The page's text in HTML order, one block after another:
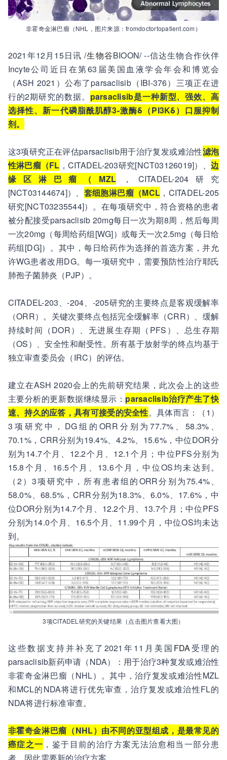
非霍奇金淋巴瘤（NHL，图片来源：fromdoctortopatient.com）
2021年12月15日讯 /生物谷BIOON/ --信达生物合作伙伴
Incyte公司近日在第63届美国血液学会年会和博览会
（ASH 2021）公布了parsaclisib（IBI-376）三项正在进
行的2期研究的数据。 parsaclisib是一种新型、强效、高
选择性、新一代磷脂酰肌醇3-激酶δ（PI3Kδ）口服抑制
剂。
这3项研究正在评估parsaclisib用于治疗复发或难治性滤泡
性淋巴瘤（FL ，CITADEL-203研究[NCT03126019]）、边
缘区淋巴瘤（MZL ，CITADEL-204研究
[NCT03144674]）、 套细胞淋巴瘤（MCL ，CITADEL-205
研究[NCT03235544]）。在每项研究中，符合资格的患者
被分配接受parsaclisib 20mg每日一次为期8周，然后每周
一次20mg（每周给药组[WG]）或每天一次2.5mg（每日给
药组[DG]）。其中，每日给药作为选择的首选方案，并允
许WG患者改用DG。每一项研究中，需要预防性治疗耶氏
肺孢子菌肺炎（PJP）。
CITADEL-203、-204、-205研究的主要终点是客观缓解率
（ORR）。关键次要终点包括完全缓解率（CRR）、缓解
持续时间（DOR）、无进展生存期（PFS）、总生存期
（OS）、安全性和耐受性。所有基于放射学的终点均基于
独立审查委员会（IRC）的评估。
建立在ASH 2020会上的先前研究结果，此次会上的这些
主要分析的更新数据继续显示： parsaclisib治疗产生了快
速、持久的应答，具有可接受的安全性。具体而言：（1）
3项研究中，DG组的ORR分别为77.7%、58.3%、
70.1%，CRR分别为19.4%、4.2%、15.6%，中位DOR分
别为14.7个月、12.2个月、12.1个月；中位PFS分别为
15.8个月、16.5个月、13.6个月，中位OS均未达到。
（2）3项研究中，所有患者组的ORR分别为75.4%、
58.0%、68.5%，CRR分别为18.3%、6.0%、17.6%，中
位DOR分别为14.7个月、12.2个月、13.7个月；中位PFS
分别为14.0个月、16.5个月、11.99个月，中位OS均未达
到。
3项CITADEL研究的关键结果（点击图片查看大图）
这些数据支持并补充了2021年11月美国 FDA受理的
parsaclisib新药申请（NDA）：用于治疗3种复发或难治性
非霍奇金淋巴瘤（NHL）。其中，治疗复发或难治性MZL
和MCL的NDA将进行优先审查，治疗复发或难治性FL的
NDA将进行标准审查。
非霍奇金淋巴瘤（NHL）由不同的亚型组成，是最常见的
癌症之一 ，鉴于目前的治疗方案无法治愈相当一部分患